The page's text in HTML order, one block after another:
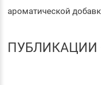
ароматической
ПУБЛИКАЦИИ